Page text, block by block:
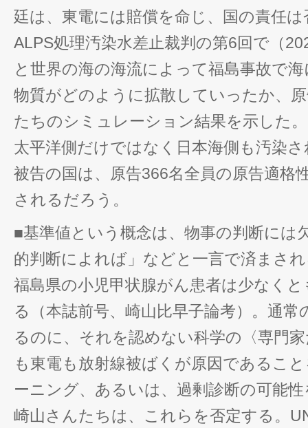
廷は、東電には賠償を命じ、国の責任
ALPS処理汚染水差止裁判の第6回で（
と世界の海の海流によって福島事故で
物質がどのように拡散していったか、
たちのシミュレーション結果を示した
太平洋側だけではなく日本海側も汚染
被告の国は、原告366名全員の原告適格
されるだろう。
■基準値という概念は、物事の判断には
的判断によれば」などと一言で済まさ
福島県の小児甲状腺がん患者は少なく
る（本誌前号、崎山比早子論考）。通
るのに、それを認めない科学の〈専門
も東電も放射線被ばくが原因であるこ
ーニング、あるいは、過剰診断の可能
崎山さんたちは、これらを否定する。